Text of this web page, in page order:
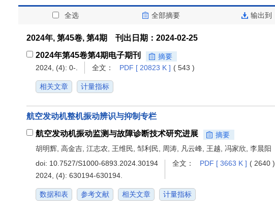
全选 全部摘要 输出到
2024年, 第45卷, 第4期 刊出日期：2024-02-25
2024年第45卷第4期电子期刊
摘要
2024, (4): 0-.
全文： PDF [ 20823 K ] ( 543 )
相关文章 计量指标
航空发动机整机振动辨识与抑制专栏
航空发动机振动监测与故障诊断技术研究进展
摘要
胡明辉, 高金吉, 江志农, 王维民, 邹利民, 周涛, 凡云峰, 王越, 冯家欣, 李晨阳
doi: 10.7527/S1000-6893.2024.30194
2024, (4): 630194-630194.
全文： PDF [ 3663 K ] ( 2640 )
数据和表 参考文献 相关文章 计量指标